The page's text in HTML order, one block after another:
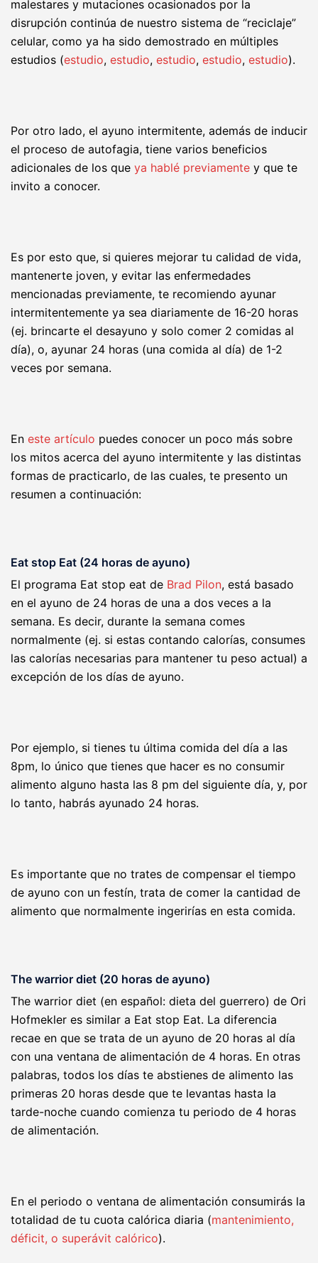
malestares y mutaciones ocasionados por la
disrupción continúa de nuestro sistema de “reciclaje”
celular, como ya ha sido demostrado en múltiples
estudios (estudio, estudio, estudio, estudio, estudio).
Por otro lado, el ayuno intermitente, además de inducir
el proceso de autofagia, tiene varios beneficios
adicionales de los que ya hablé previamente y que te
invito a conocer.
Es por esto que, si quieres mejorar tu calidad de vida,
mantenerte joven, y evitar las enfermedades
mencionadas previamente, te recomiendo ayunar
intermitentemente ya sea diariamente de 16-20 horas
(ej. brincarte el desayuno y solo comer 2 comidas al
día), o, ayunar 24 horas (una comida al día) de 1-2
veces por semana.
En este artículo puedes conocer un poco más sobre
los mitos acerca del ayuno intermitente y las distintas
formas de practicarlo, de las cuales, te presento un
resumen a continuación:
Eat stop Eat (24 horas de ayuno)
El programa Eat stop eat de Brad Pilon, está basado
en el ayuno de 24 horas de una a dos veces a la
semana. Es decir, durante la semana comes
normalmente (ej. si estas contando calorías, consumes
las calorías necesarias para mantener tu peso actual) a
excepción de los días de ayuno.
Por ejemplo, si tienes tu última comida del día a las
8pm, lo único que tienes que hacer es no consumir
alimento alguno hasta las 8 pm del siguiente día, y, por
lo tanto, habrás ayunado 24 horas.
Es importante que no trates de compensar el tiempo
de ayuno con un festín, trata de comer la cantidad de
alimento que normalmente ingerirías en esta comida.
The warrior diet (20 horas de ayuno)
The warrior diet (en español: dieta del guerrero) de Ori
Hofmekler es similar a Eat stop Eat. La diferencia
recae en que se trata de un ayuno de 20 horas al día
con una ventana de alimentación de 4 horas. En otras
palabras, todos los días te abstienes de alimento las
primeras 20 horas desde que te levantas hasta la
tarde-noche cuando comienza tu periodo de 4 horas
de alimentación.
En el periodo o ventana de alimentación consumirás la
totalidad de tu cuota calórica diaria (mantenimiento,
déficit, o superávit calórico).